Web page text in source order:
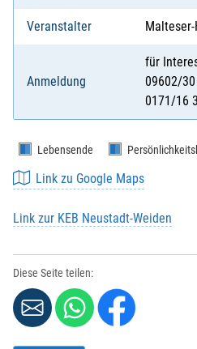
Veranstalter
Anmeldung
für
09602/
0171/16
Lebensende
Link zu Google Maps
Link zur KEB Neustadt-Weiden
Diese Seite teilen: